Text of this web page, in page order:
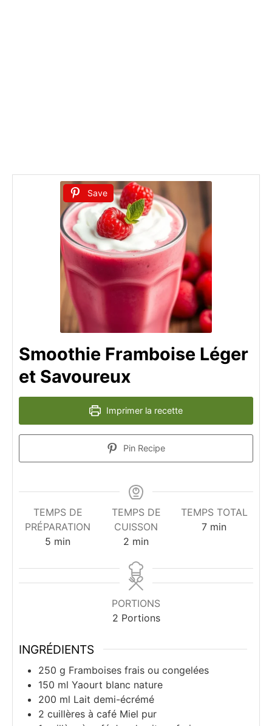
Save
Smoothie Framboise Léger
et Savoureux
Imprimer la recette
Pin Recipe
TEMPS DE
PRÉPARATION
5 minutes
min
TEMPS DE
CUISSON
2 minutes
min
TEMPS TOTAL
7minutes
min
PORTIONS
2 Portions
INGRÉDIENTS
250 g Framboises frais ou congelées
150 ml Yaourt blanc nature
200 ml Lait demi-écrémé
2 cuillères à café Miel pur